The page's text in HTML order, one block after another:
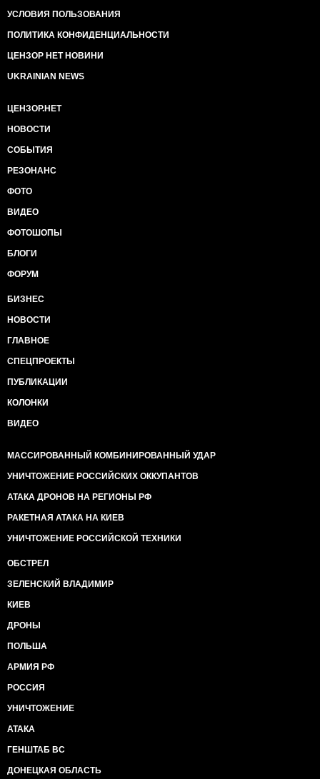
УСЛОВИЯ ПОЛЬЗОВАНИЯ
ПОЛИТИКА КОНФИДЕНЦИАЛЬНОСТИ
ЦЕНЗОР НЕТ НОВИНИ
UKRAINIAN NEWS
ЦЕНЗОР.НЕТ
НОВОСТИ
СОБЫТИЯ
РЕЗОНАНС
ФОТО
ВИДЕО
ФОТОШОПЫ
БЛОГИ
ФОРУМ
БИЗНЕС
НОВОСТИ
ГЛАВНОЕ
СПЕЦПРОЕКТЫ
ПУБЛИКАЦИИ
КОЛОНКИ
ВИДЕО
МАССИРОВАННЫЙ КОМБИНИРОВАННЫЙ УДАР
УНИЧТОЖЕНИЕ РОССИЙСКИХ ОККУПАНТОВ
АТАКА ДРОНОВ НА РЕГИОНЫ РФ
РАКЕТНАЯ АТАКА НА КИЕВ
УНИЧТОЖЕНИЕ РОССИЙСКОЙ ТЕХНИКИ
ОБСТРЕЛ
ЗЕЛЕНСКИЙ ВЛАДИМИР
КИЕВ
ДРОНЫ
ПОЛЬША
АРМИЯ РФ
РОССИЯ
УНИЧТОЖЕНИЕ
АТАКА
ГЕНШТАБ ВС
ДОНЕЦКАЯ ОБЛАСТЬ